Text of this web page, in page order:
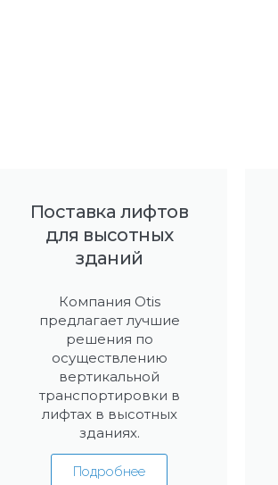
Поставка лифтов
для высотных
зданий
Компания Otis
предлагает лучшие
решения по
осуществлению
вертикальной
транспортировки в
лифтах в высотных
зданиях.
Подробнее